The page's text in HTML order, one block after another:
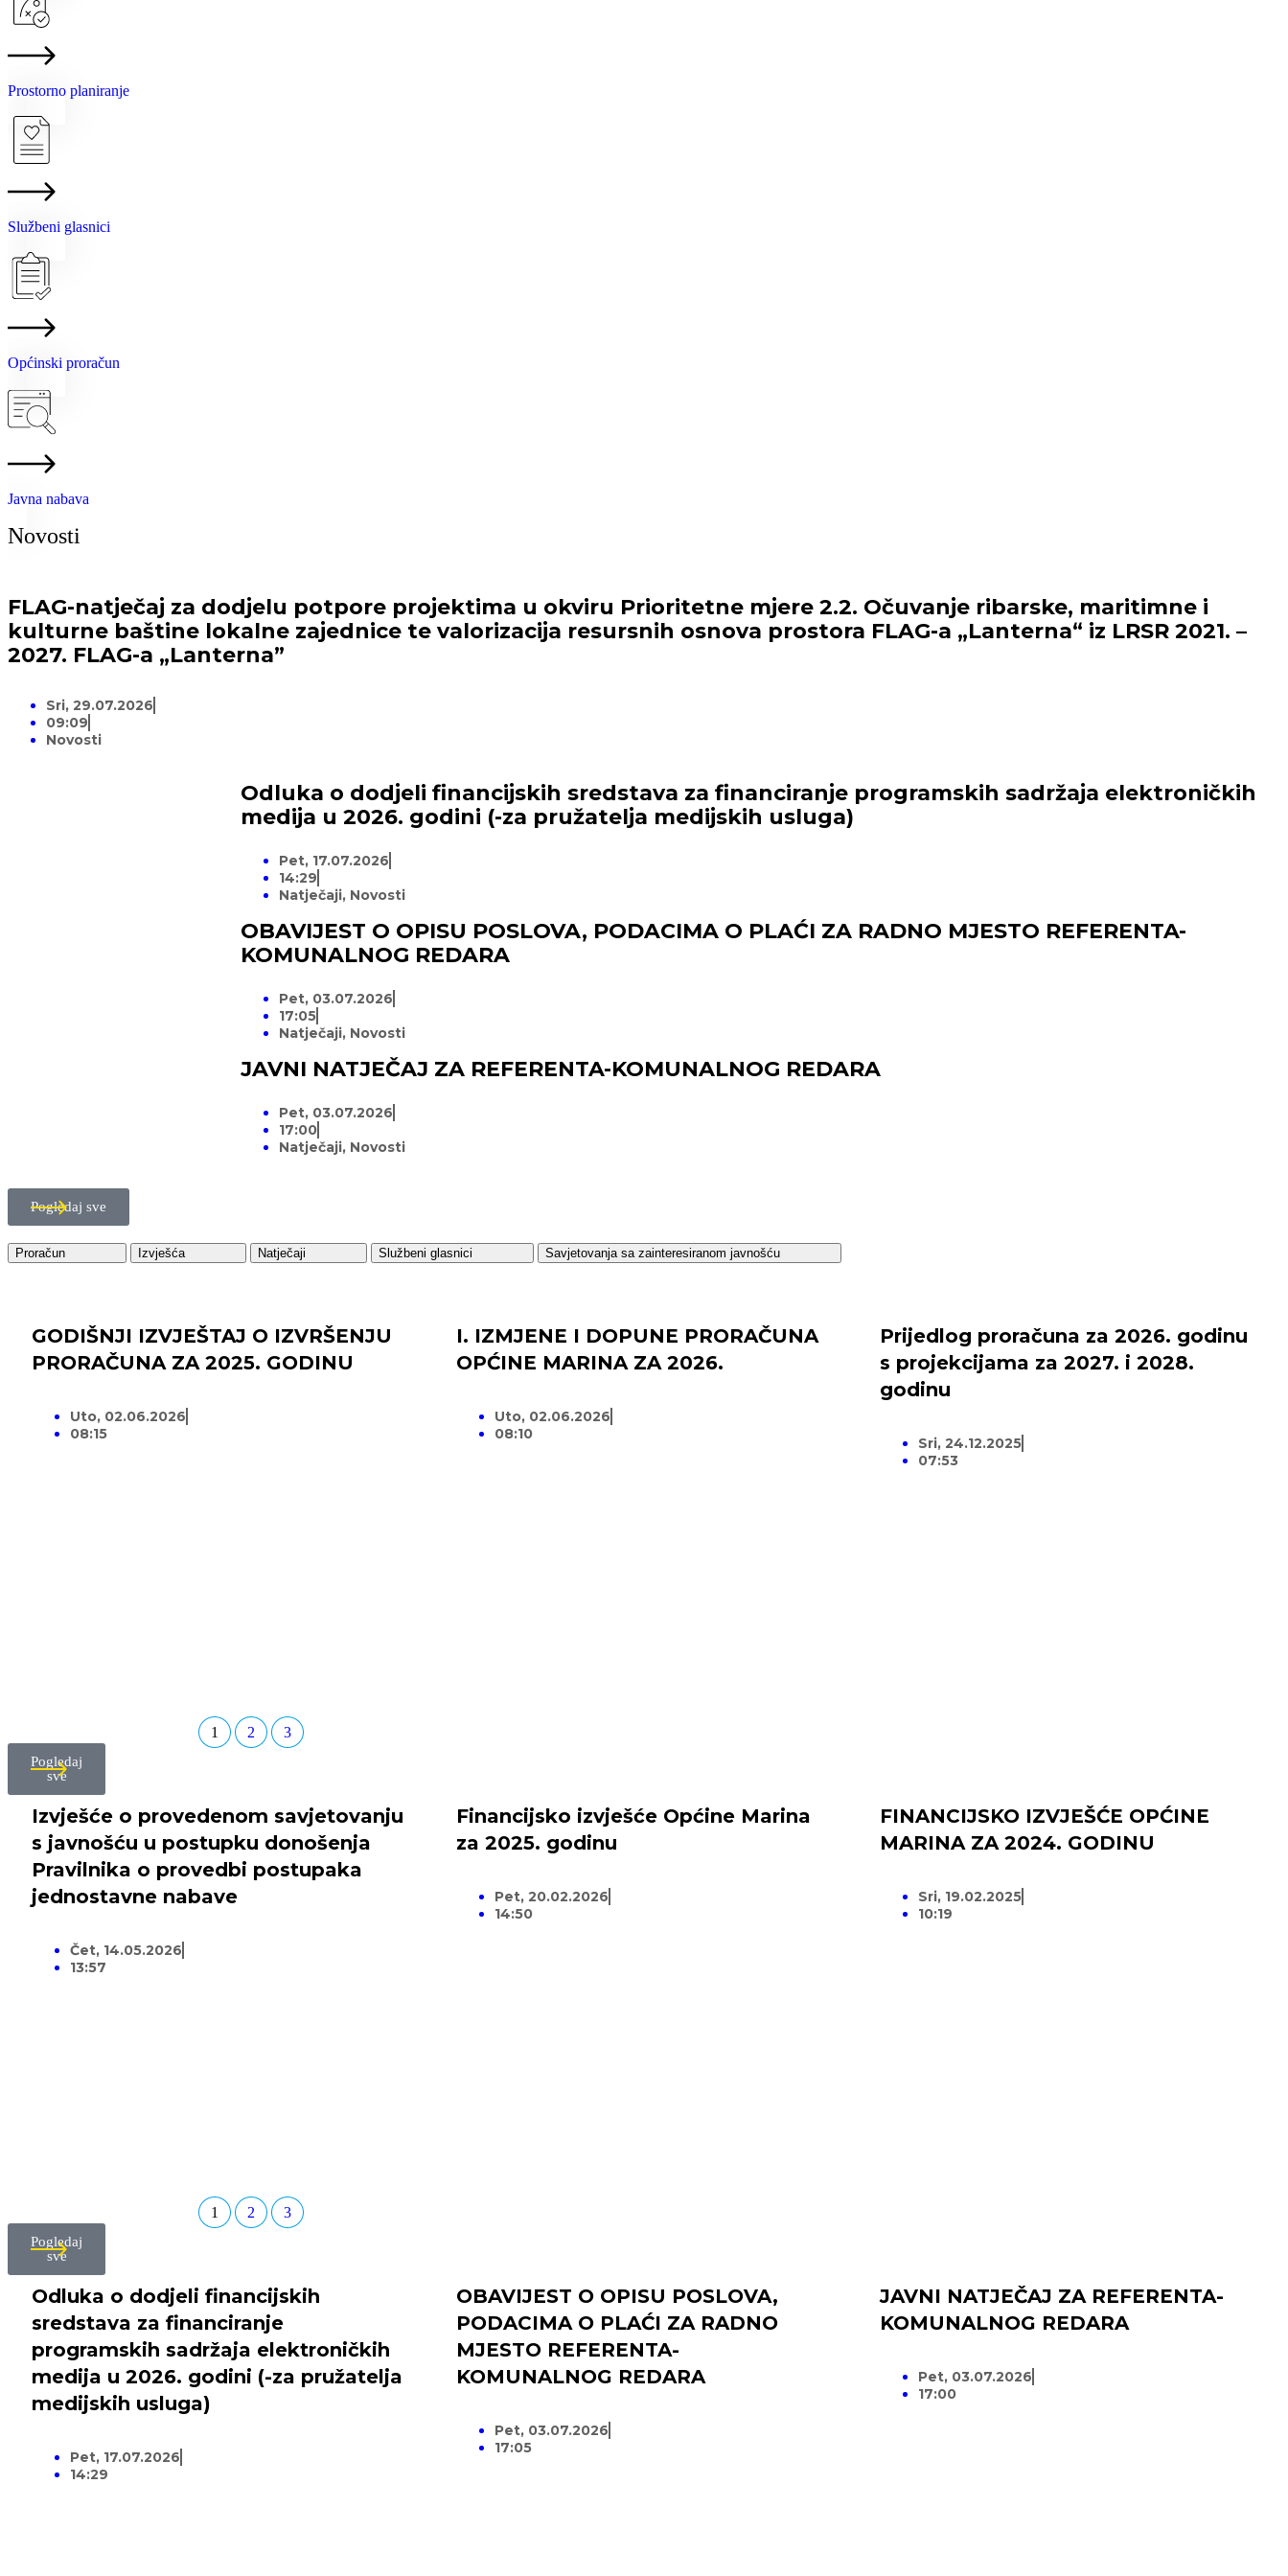
Prostorno planiranje
Službeni glasnici
Općinski proračun
Javna nabava
Novosti
FLAG-natječaj za dodjelu potpore projektima u okviru Prioritetne mjere 2.2. Očuvanje ribarske, maritimne i
kulturne baštine lokalne zajednice te valorizacija resursnih osnova prostora FLAG-a „Lanterna“ iz LRSR 2021. –
2027. FLAG-a „Lanterna”
Sri, 29.07.2026
09:09
Novosti
Odluka o dodjeli financijskih sredstava za financiranje programskih sadržaja elektroničkih
medija u 2026. godini (-za pružatelja medijskih usluga)
Pet, 17.07.2026
14:29
Natječaji, Novosti
OBAVIJEST O OPISU POSLOVA, PODACIMA O PLAĆI ZA RADNO MJESTO REFERENTA-
KOMUNALNOG REDARA
Pet, 03.07.2026
17:05
Natječaji, Novosti
JAVNI NATJEČAJ ZA REFERENTA-KOMUNALNOG REDARA
Pet, 03.07.2026
17:00
Natječaji, Novosti
Pogledaj sve
Proračun Izvješća Natječaji Službeni glasnici Savjetovanja sa zainteresiranom javnošću
GODIŠNJI IZVJEŠTAJ O IZVRŠENJU
PRORAČUNA ZA 2025. GODINU
Uto, 02.06.2026
08:15
I. IZMJENE I DOPUNE PRORAČUNA
OPĆINE MARINA ZA 2026.
Uto, 02.06.2026
08:10
Prijedlog proračuna za 2026. godinu
s projekcijama za 2027. i 2028.
godinu
Sri, 24.12.2025
07:53
1 2 3
Pogledaj
sve
Izvješće o provedenom savjetovanju
s javnošću u postupku donošenja
Pravilnika o provedbi postupaka
jednostavne nabave
Čet, 14.05.2026
13:57
Financijsko izvješće Općine Marina
za 2025. godinu
Pet, 20.02.2026
14:50
FINANCIJSKO IZVJEŠĆE OPĆINE
MARINA ZA 2024. GODINU
Sri, 19.02.2025
10:19
1 2 3
Pogledaj
sve
Odluka o dodjeli financijskih
sredstava za financiranje
programskih sadržaja elektroničkih
medija u 2026. godini (-za pružatelja
medijskih usluga)
Pet, 17.07.2026
14:29
OBAVIJEST O OPISU POSLOVA,
PODACIMA O PLAĆI ZA RADNO
MJESTO REFERENTA-
KOMUNALNOG REDARA
Pet, 03.07.2026
17:05
JAVNI NATJEČAJ ZA REFERENTA-
KOMUNALNOG REDARA
Pet, 03.07.2026
17:00